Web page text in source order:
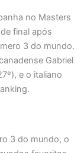
no Masters
final após
3 do mundo.
Gabriel
e o italiano
3 do mundo, o